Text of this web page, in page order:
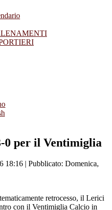
per il Ventimiglia
18:16 | Pubblicato: Domenica,
retrocesso, il Lerici
con il Ventimiglia Calcio in